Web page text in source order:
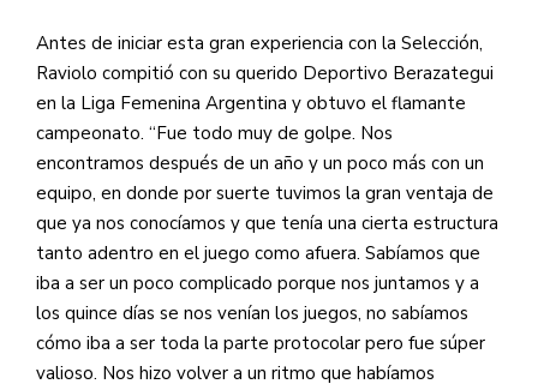
Antes de iniciar esta gran experiencia con la Selección,
Raviolo compitió con su querido Deportivo Berazategui
en la Liga Femenina Argentina y obtuvo el flamante
campeonato. “Fue todo muy de golpe. Nos
encontramos después de un año y un poco más con un
equipo, en donde por suerte tuvimos la gran ventaja de
que ya nos conocíamos y que tenía una cierta estructura
tanto adentro en el juego como afuera. Sabíamos que
iba a ser un poco complicado porque nos juntamos y a
los quince días se nos venían los juegos, no sabíamos
cómo iba a ser toda la parte protocolar pero fue súper
valioso. Nos hizo volver a un ritmo que habíamos